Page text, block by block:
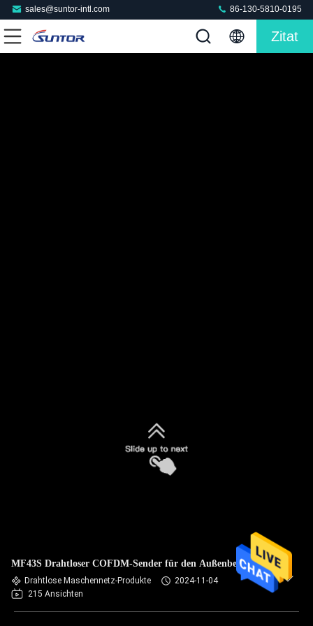
sales@suntor-intl.com 86-130-5810-0195
Zitat
MF43S Drahtloser COFDM-Sender für den Außenbereich
Drahtlose Maschennetz-Produkte
2024-11-04
215 Ansichten